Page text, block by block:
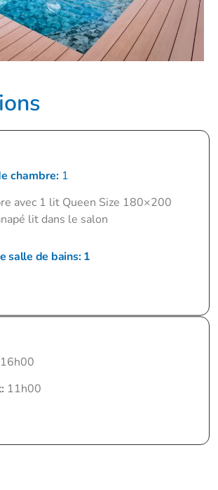
chambre: 1
avec 1 lit Queen Size 180×200
lit dans le salon
salle de bains: 1
16h00
11h00